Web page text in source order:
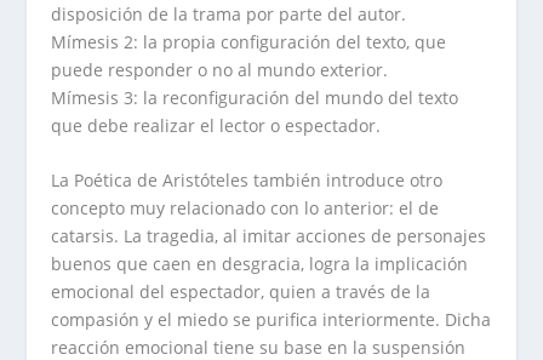
disposición de la trama por parte del autor.
Mímesis 2: la propia configuración del texto, que
puede responder o no al mundo exterior.
Mímesis 3: la reconfiguración del mundo del texto
que debe realizar el lector o espectador.
La Poética de Aristóteles también introduce otro
concepto muy relacionado con lo anterior: el de
catarsis. La tragedia, al imitar acciones de personajes
buenos que caen en desgracia, logra la implicación
emocional del espectador, quien a través de la
compasión y el miedo se purifica interiormente. Dicha
reacción emocional tiene su base en la suspensión